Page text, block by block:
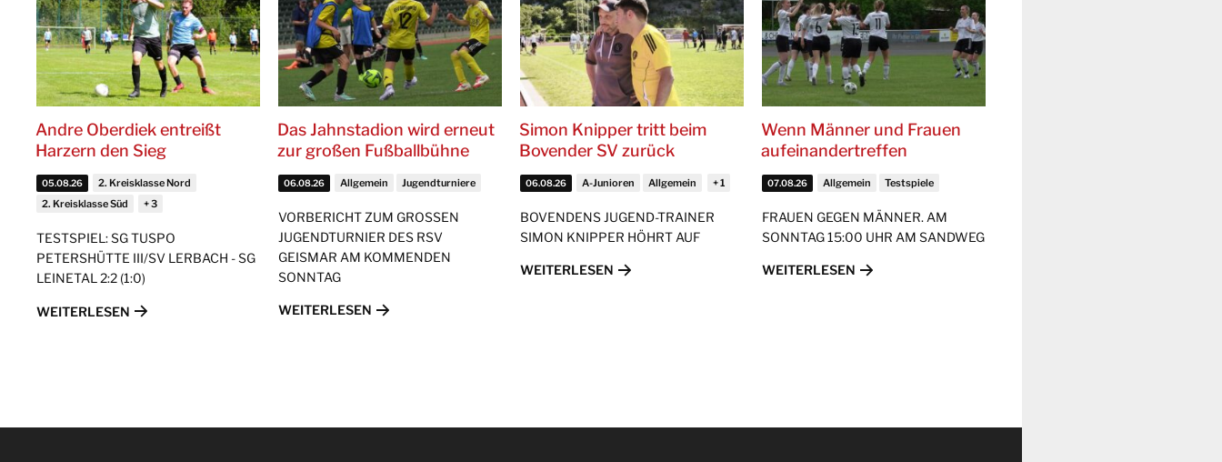
Andre Oberdiek entreißt
Harzern den Sieg
05.08.26
2. Kreisklasse Nord
2. Kreisklasse Süd
TESTSPIEL: SG TUSPO
PETERSHÜTTE III/SV LERBACH - SG
LEINETAL 2:2 (1:0)
WEITERLESEN
Das Jahnstadion wird erneut
zur großen Fußballbühne
06.08.26 Allgemein Jugendturniere
VORBERICHT ZUM GROSSEN
JUGENDTURNIER DES RSV
GEISMAR AM KOMMENDEN
SONNTAG
WEITERLESEN
Simon Knipper tritt beim
Bovender SV zurück
06.08.26 A-Junioren Allgemein
BOVENDENS JUGEND-TRAINER
SIMON KNIPPER HÖHRT AUF
WEITERLESEN
Wenn Männer und Frauen
aufeinandertreffen
07.08.26 Allgemein Testspiele
FRAUEN GEGEN MÄNNER. AM
SONNTAG 15:00 UHR AM SANDWEG
WEITERLESEN